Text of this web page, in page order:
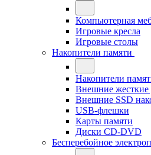
Компьютерная
Игровые кресла
Игровые столы
Накопители памяти
Накопители
Внешние жесткие
Внешние SSD
USB-флешки
Карты памяти
Диски CD-DVD
Бесперебойное